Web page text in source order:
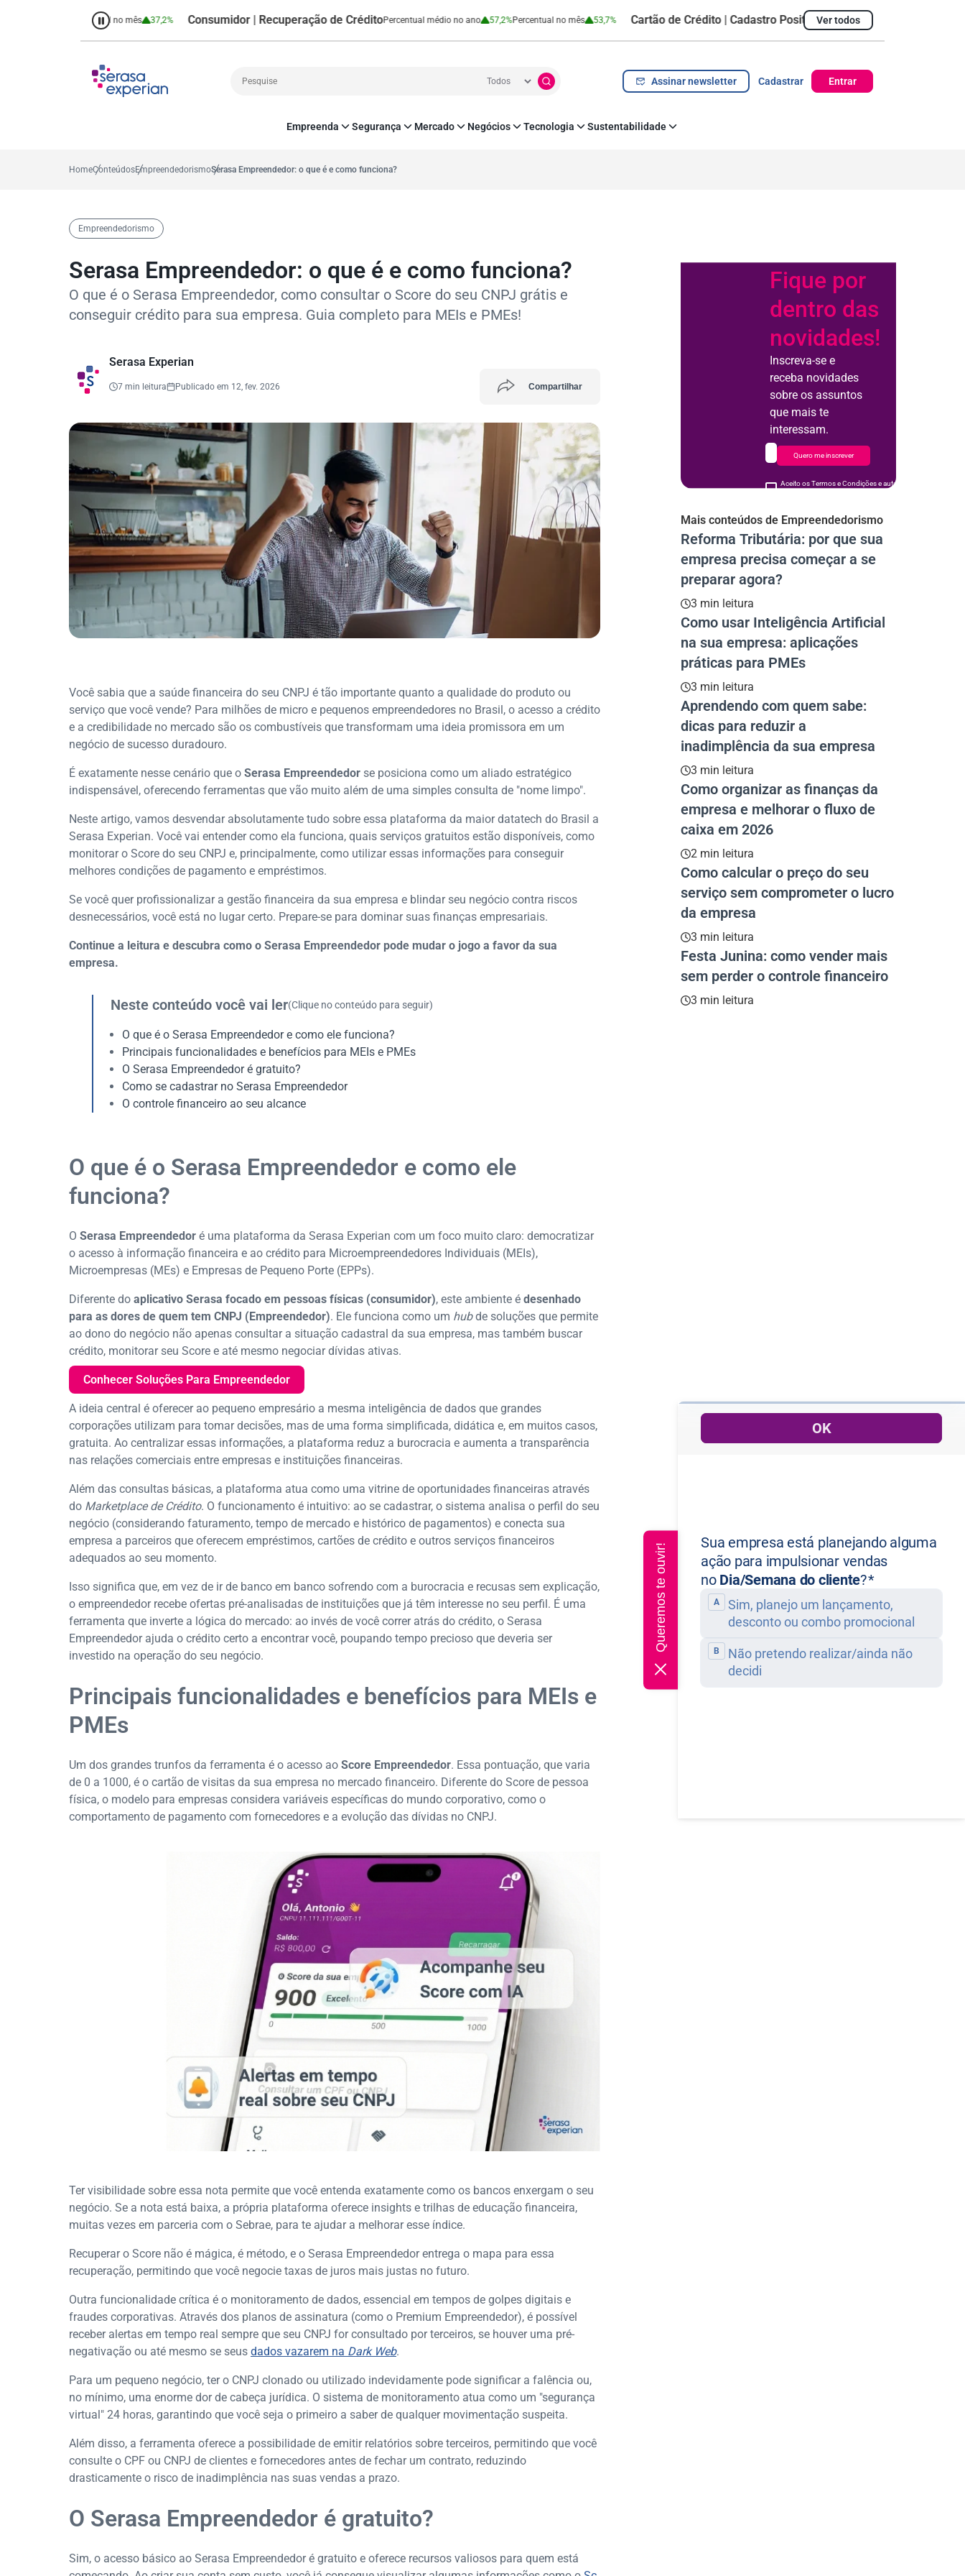
Percentual no mês 37,2% Consumidor | Recuperação de CréditoPercentual médio no ano 57,2%Percentual no mês 53,7% Cartão de Crédito | Cadastro Positivo Ticket Médio R$ 1.428,09
Ver todos
Assinar newsletter Cadastrar Entrar
Empreenda
Crédito
Marketing
Segurança
Proteção de Dados
Mercado
Open Finance
Negócios Tecnologia Sustentabilidade
HomeConteúdosEmpreendedorismoSerasa Empreendedor: o que é e como funciona?
Empreendedorismo
Serasa Empreendedor: o que é e como funciona?
O que é o Serasa Empreendedor, como consultar o Score do seu CNPJ grátis e
conseguir crédito para sua empresa. Guia completo para MEIs e PMEs!
Serasa Experian
7 min leitura Publicado em 12, fev. 2026 Compartilhar
Você sabia que a saúde financeira do seu CNPJ é tão importante quanto a qualidade do produto ou
serviço que você vende? Para milhões de micro e pequenos empreendedores no Brasil, o acesso a crédito
e a credibilidade no mercado são os combustíveis que transformam uma ideia promissora em um
negócio de sucesso duradouro.
É exatamente nesse cenário que o Serasa Empreendedor se posiciona como um aliado estratégico
indispensável, oferecendo ferramentas que vão muito além de uma simples consulta de "nome limpo".
Neste artigo, vamos desvendar absolutamente tudo sobre essa plataforma da maior datatech do Brasil a
Serasa Experian. Você vai entender como ela funciona, quais serviços gratuitos estão disponíveis, como
monitorar o Score do seu CNPJ e, principalmente, como utilizar essas informações para conseguir
melhores condições de pagamento e empréstimos.
Se você quer profissionalizar a gestão financeira da sua empresa e blindar seu negócio contra riscos
desnecessários, você está no lugar certo. Prepare-se para dominar suas finanças empresariais.
Continue a leitura e descubra como o Serasa Empreendedor pode mudar o jogo a favor da sua
empresa.
Neste conteúdo você vai ler(Clique no conteúdo para seguir)
O que é o Serasa Empreendedor e como ele funciona?
Principais funcionalidades e benefícios para MEIs e PMEs
O Serasa Empreendedor é gratuito?
Como se cadastrar no Serasa Empreendedor
O controle financeiro ao seu alcance
O que é o Serasa Empreendedor e como ele
funciona?
O Serasa Empreendedor é uma plataforma da Serasa Experian com um foco muito claro: democratizar
o acesso à informação financeira e ao crédito para Microempreendedores Individuais (MEIs),
Microempresas (MEs) e Empresas de Pequeno Porte (EPPs).
Diferente do aplicativo Serasa focado em pessoas físicas (consumidor), este ambiente é desenhado
para as dores de quem tem CNPJ (Empreendedor). Ele funciona como um hubde soluções que permite
ao dono do negócio não apenas consultar a situação cadastral da sua empresa, mas também buscar
crédito, monitorar seu Score e até mesmo negociar dívidas ativas.
Conhecer Soluções Para Empreendedor
A ideia central é oferecer ao pequeno empresário a mesma inteligência de dados que grandes
corporações utilizam para tomar decisões, mas de uma forma simplificada, didática e, em muitos casos,
gratuita. Ao centralizar essas informações, a plataforma reduz a burocracia e aumenta a transparência
nas relações comerciais entre empresas e instituições financeiras.
Além das consultas básicas, a plataforma atua como uma vitrine de oportunidades financeiras através
do Marketplace de Crédito. O funcionamento é intuitivo: ao se cadastrar, o sistema analisa o perfil do seu
negócio (considerando faturamento, tempo de mercado e histórico de pagamentos) e conecta sua
empresa a parceiros que oferecem empréstimos, cartões de crédito e outros serviços financeiros
adequados ao seu momento.
Isso significa que, em vez de ir de banco em banco sofrendo com a burocracia e recusas sem explicação,
o empreendedor recebe ofertas pré-analisadas de instituições que já têm interesse no seu perfil. É uma
ferramenta que inverte a lógica do mercado: ao invés de você correr atrás do crédito, o Serasa
Empreendedor ajuda o crédito certo a encontrar você, poupando tempo precioso que deveria ser
investido na operação do seu negócio.
Principais funcionalidades e benefícios para MEIs e
PMEs
Um dos grandes trunfos da ferramenta é o acesso ao Score Empreendedor. Essa pontuação, que varia
de 0 a 1000, é o cartão de visitas da sua empresa no mercado financeiro. Diferente do Score de pessoa
física, o modelo para empresas considera variáveis específicas do mundo corporativo, como o
comportamento de pagamento com fornecedores e a evolução das dívidas no CNPJ.
Ter visibilidade sobre essa nota permite que você entenda exatamente como os bancos enxergam o seu
negócio. Se a nota está baixa, a própria plataforma oferece insights e trilhas de educação financeira,
muitas vezes em parceria com o Sebrae, para te ajudar a melhorar esse índice.
Recuperar o Score não é mágica, é método, e o Serasa Empreendedor entrega o mapa para essa
recuperação, permitindo que você negocie taxas de juros mais justas no futuro.
Outra funcionalidade crítica é o monitoramento de dados, essencial em tempos de golpes digitais e
fraudes corporativas. Através dos planos de assinatura (como o Premium Empreendedor), é possível
receber alertas em tempo real sempre que seu CNPJ for consultado por terceiros, se houver uma pré-
negativação ou até mesmo se seus dados vazarem na Dark Web.
Para um pequeno negócio, ter o CNPJ clonado ou utilizado indevidamente pode significar a falência ou,
no mínimo, uma enorme dor de cabeça jurídica. O sistema de monitoramento atua como um "segurança
virtual" 24 horas, garantindo que você seja o primeiro a saber de qualquer movimentação suspeita.
Além disso, a ferramenta oferece a possibilidade de emitir relatórios sobre terceiros, permitindo que você
consulte o CPF ou CNPJ de clientes e fornecedores antes de fechar um contrato, reduzindo
drasticamente o risco de inadimplência nas suas vendas a prazo.
O Serasa Empreendedor é gratuito?
Sim, o acesso básico ao Serasa Empreendedor é gratuito e oferece recursos valiosos para quem está
Fique por
dentro das
novidades!
Inscreva-se e
receba novidades
sobre os assuntos
que mais te
interessam.
Aceito os Termos e Condições e autorizo o uso de meus
Quero me inscrever
Mais conteúdos de Empreendedorismo
Reforma Tributária: por que sua
empresa precisa começar a se
preparar agora?
3 min leitura
Como usar Inteligência Artificial
na sua empresa: aplicações
práticas para PMEs
3 min leitura
Aprendendo com quem sabe:
dicas para reduzir a
inadimplência da sua empresa
3 min leitura
Como organizar as finanças da
empresa e melhorar o fluxo de
caixa em 2026
2 min leitura
Como calcular o preço do seu
serviço sem comprometer o lucro
da empresa
3 min leitura
Festa Junina: como vender mais
sem perder o controle financeiro
3 min leitura
Queremos te ouvir!